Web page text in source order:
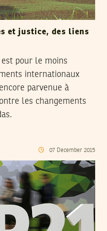
et justice, des liens
pour le moins
internationaux
parvenue à
les changements
07 December 2015